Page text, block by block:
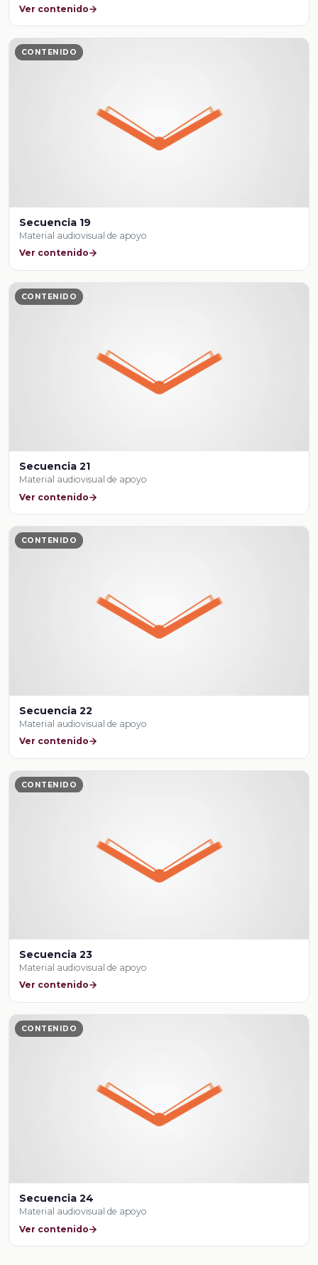
Ver contenido
CONTENIDO
Secuencia 19
Material audiovisual de apoyo
Ver contenido
CONTENIDO
Secuencia 21
Material audiovisual de apoyo
Ver contenido
CONTENIDO
Secuencia 22
Material audiovisual de apoyo
Ver contenido
CONTENIDO
Secuencia 23
Material audiovisual de apoyo
Ver contenido
CONTENIDO
Secuencia 24
Material audiovisual de apoyo
Ver contenido